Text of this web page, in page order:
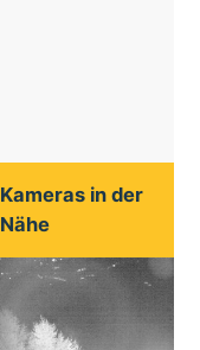
Kameras in der
Nähe